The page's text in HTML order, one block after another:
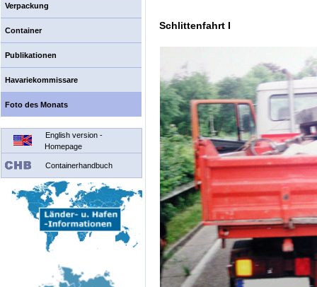
Verpackung
Container
Publikationen
Havariekommissare
Foto des Monats
English version -
Homepage
Containerhandbuch
Schlittenfahrt I